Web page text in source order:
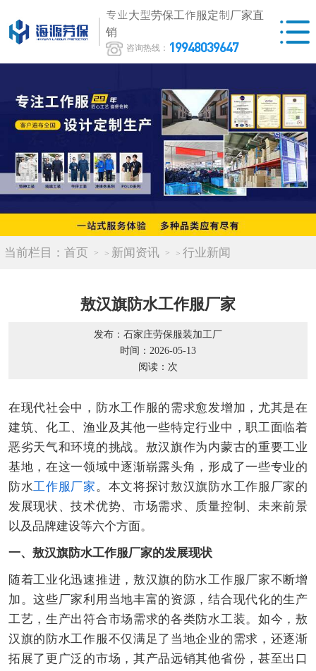
专业大型劳保工作服定制厂家直
销
咨询热线： 19948039647
当前栏目： 首页 > 新闻资讯 > 行业新闻
敖汉旗防水工作服厂家
发布：石家庄劳保服装加工厂
时间：2026-05-13
阅读： 次
在现代社会中，防水工作服的需求愈发增加，尤其是在
建筑、化工、渔业及其他一些特定行业中，职工面临着
恶劣天气和环境的挑战。敖汉旗作为内蒙古的重要工业
基地，在这一领域中逐渐崭露头角，形成了一些专业的
防水工作服厂家。本文将探讨敖汉旗防水工作服厂家的
发展现状、技术优势、市场需求、质量控制、未来前景
以及品牌建设等六个方面。
一、敖汉旗防水工作服厂家的发展现状
随着工业化迅速推进，敖汉旗的防水工作服厂家不断增
加。这些厂家利用当地丰富的资源，结合现代化的生产
工艺，生产出符合市场需求的各类防水工装。如今，敖
汉旗的防水工作服不仅满足了当地企业的需求，还逐渐
拓展了更广泛的市场，其产品远销其他省份，甚至出口